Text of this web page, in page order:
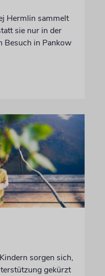
Hermlin sammelt
sie nur in der
Besuch in Pankow
sorgen sich,
gekürzt